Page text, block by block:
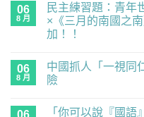
廿
首
度
員，
經
民
留
言
06
8 月
民主練習題：青年
×《三月的南國之
加！！
主
練
習
留
言
06
8 月
中國抓人「一視同
險
06 「你可以說『國